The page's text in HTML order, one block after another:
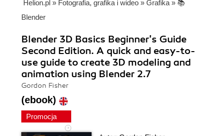
Helion.pl » Fotografia, grafika i wideo » Grafika » 📚
Blender
Blender 3D Basics Beginner's Guide
Second Edition. A quick and easy-to-
use guide to create 3D modeling and
animation using Blender 2.7
Gordon Fisher
(ebook)
Promocja